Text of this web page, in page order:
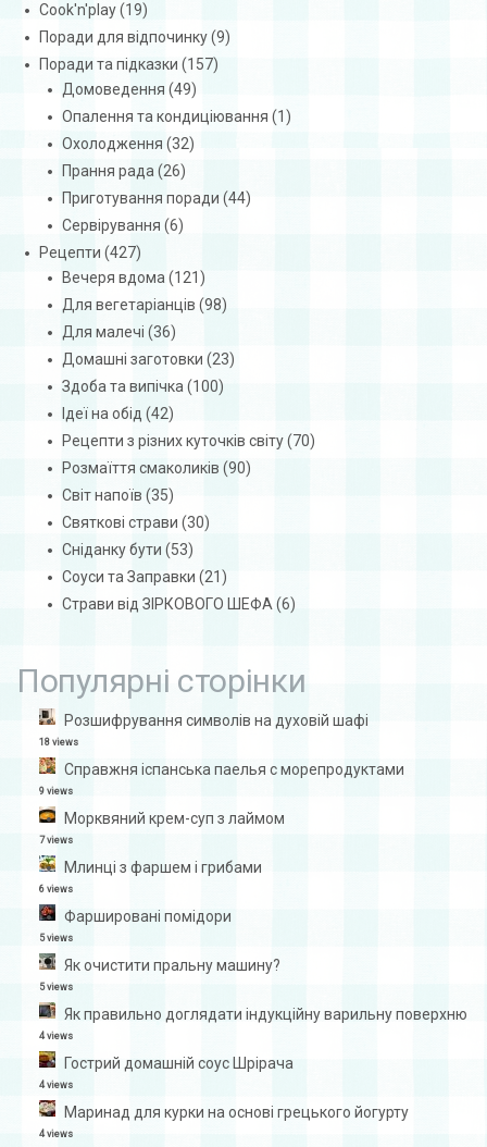
Cook'n'play(19)
Поради для відпочинку(9)
Поради та підказки (157)
Домоведення (49)
Опалення та кондиціювання (1)
Охолодження (32)
Прання рада(26)
Приготування поради (44)
Сервірування (6)
Рецепти (427)
Вечеря вдома(121)
Для вегетаріанців (98)
Для малечі (36)
Домашні заготовки (23)
Здоба та випічка(100)
Ідеї на обід (42)
Рецепти з різних куточків світу(70)
Розмаїття смаколиків (90)
Світ напоїв (35)
Святкові страви (30)
Сніданку бути (53)
Соуси та Заправки (21)
Страви від ЗІРКОВОГО ШЕФА(6)
Популярні сторінки
Розшифрування символів на духовій шафі
18 views
Справжня іспанська паелья с морепродуктами
9 views
Морквяний крем-суп з лаймом
7 views
Млинці з фаршем і грибами
6 views
Фаршировані помідори
5 views
Як очистити пральну машину?
5 views
Як правильно доглядати індукційну варильну поверхню
4 views
Гострий домашній соус Шрірача
4 views
Маринад для курки на основі грецького йогурту
4 views